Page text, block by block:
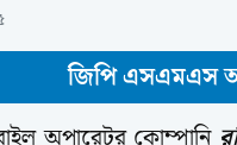
জিপি এসএমএস